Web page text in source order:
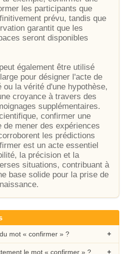
les participants que
prévu, tandis que
garantit que les
seront disponibles
également être utilisé
pour désigner l'acte de
ou la vérité d'une hypothèse,
croyance à travers des
supplémentaires.
confirmer une
de mener des expériences
les prédictions
est un acte essentiel
la précision et la
situations, contribuant à
base solide pour la prise de
mot « confirmer » ?
le mot « confirmer » ?